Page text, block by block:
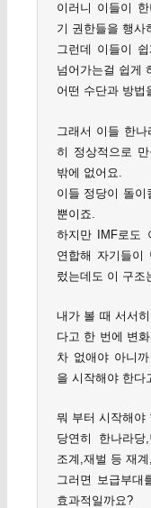
이러니 이들이
기 권한들을 행사
그런데 이들이
넘어가는걸 쉽게
어떤 수단과 방법
그래서 이들 한
히 정상적으로
밖에 없어요.
이들 정당이 돌이
뿐이죠.
하지만 IMF로도
연합해 자기들이
렀는데도 이 구조
내가 볼 때 서서
다고 한 번에 변
차 없애야 아니
을 시작해야 한다
뭐 부터 시작해야
당연히 한나라당
조계,재벌 등 재
그러면 보급부대
효과적일까요?